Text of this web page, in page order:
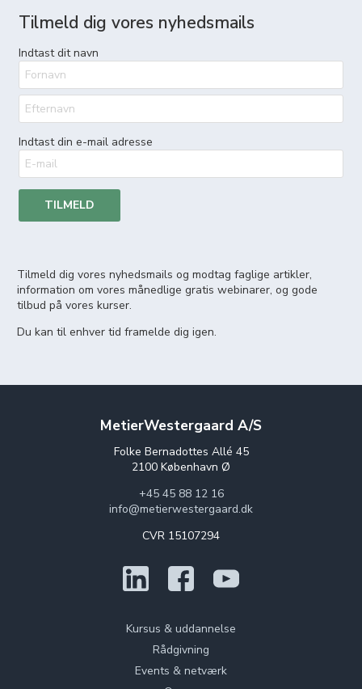
Tilmeld dig vores nyhedsmails
Indtast dit navn
Indtast din e-mail adresse
TILMELD
Tilmeld dig vores nyhedsmails og modtag faglige artikler,
information om vores månedlige gratis webinarer, og gode
tilbud på vores kurser.
Du kan til enhver tid framelde dig igen.
MetierWestergaard A/S
Folke Bernadottes Allé 45
2100 København Ø
+45 45 88 12 16
info@metierwestergaard.dk
CVR 15107294
Kursus & uddannelse
Rådgivning
Events & netværk